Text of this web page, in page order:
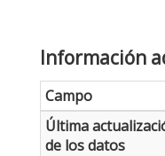
Información
Campo
Última
de los datos